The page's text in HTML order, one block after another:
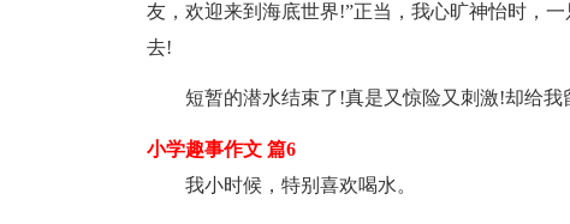
友，欢迎来到海底世界!”正当，我心旷神怡时，
去!
短暂的潜水结束了!真是又惊险又刺激!却给我
小学趣事作文 篇6
我小时候，特别喜欢喝水。